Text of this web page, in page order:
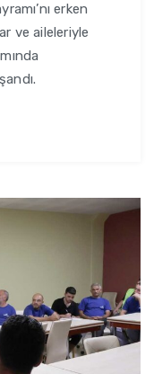
erken
ve aileleriyle